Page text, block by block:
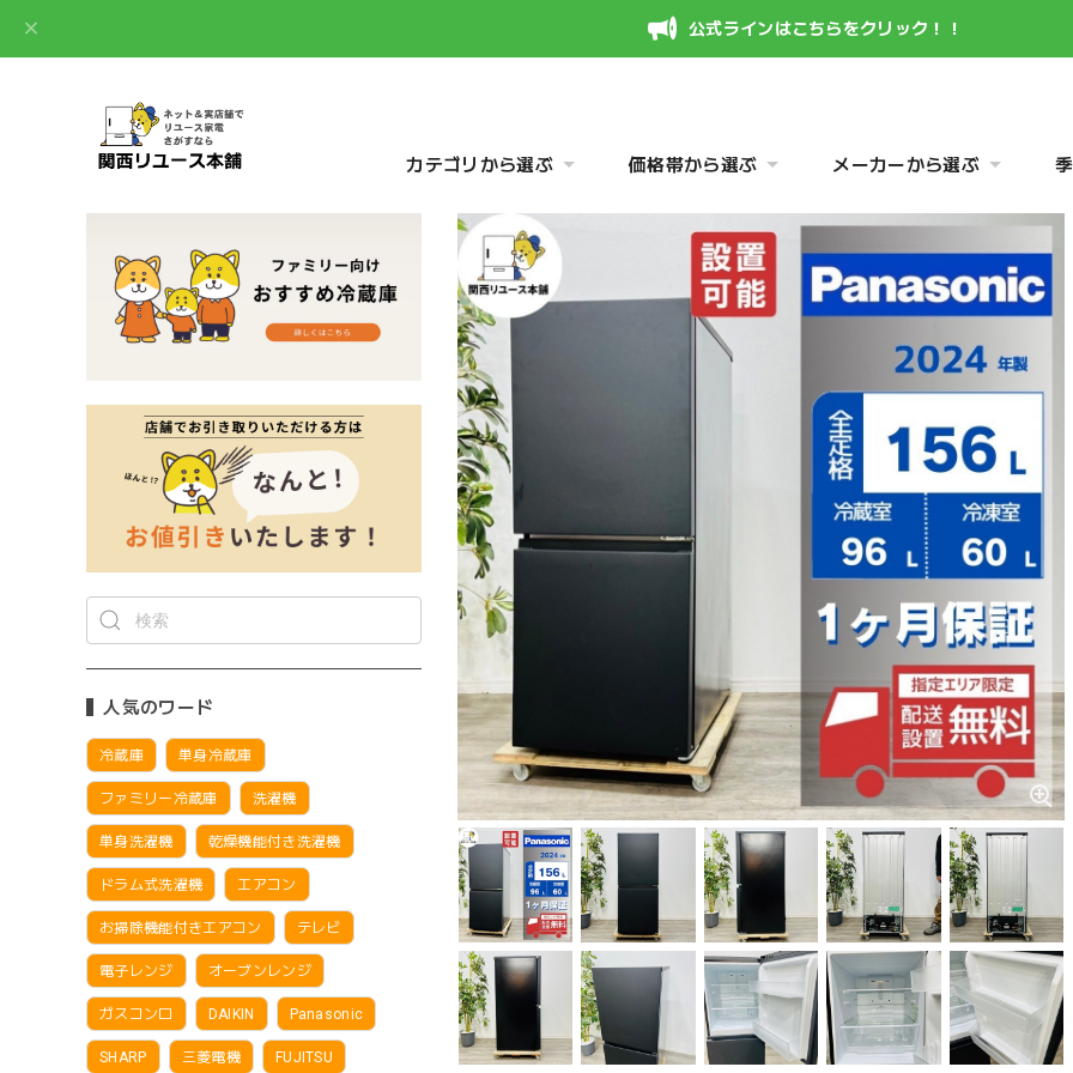
公式ラインはこちらをクリック！！
カテゴリから選ぶ 価格帯から選ぶ メーカーから選ぶ
人気のワード
冷蔵庫 単身冷蔵庫
ファミリー冷蔵庫 洗濯機
単身洗濯機 乾燥機能付き洗濯機
ドラム式洗濯機 エアコン
お掃除機能付きエアコン テレビ
電子レンジ オーブンレンジ
ガスコンロ DAIKIN Panasonic
SHARP 三菱電機 FUJITSU